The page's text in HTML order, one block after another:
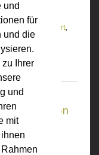
und
für
und die
Ihrer
und
mit
im 20. Jahrhundert,
Distribution